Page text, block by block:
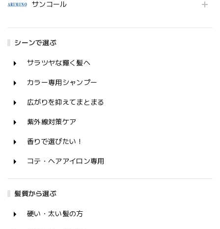
サンコール
シーンで選ぶ
サラツヤな輝く髪へ
カラー専用シャンプー
広がりを抑えてまとまる
紫外線対策ケア
香りで選びたい！
コテ・ヘアアイロン専用
髪質から選ぶ
硬い・太い髪の方